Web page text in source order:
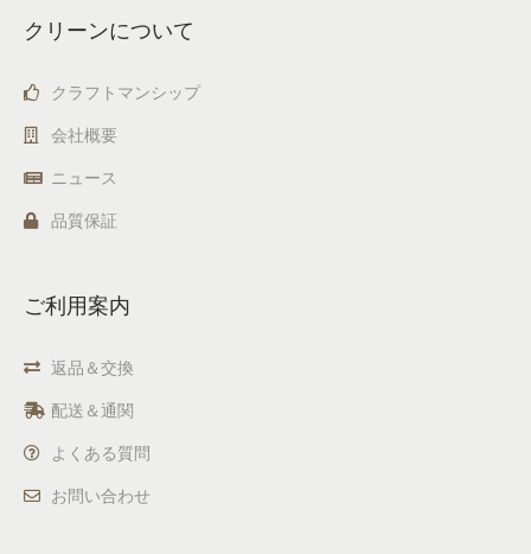
クリーンについて
クラフトマンシップ
会社概要
ニュース
品質保証
ご利用案内
返品＆交換
配送＆通関
よくある質問
お問い合わせ